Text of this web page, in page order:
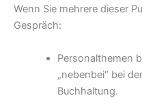
Wenn Sie mehrere dieser
Gespräch:
Personalthemen
„nebenbei“ bei
Buchhaltung.